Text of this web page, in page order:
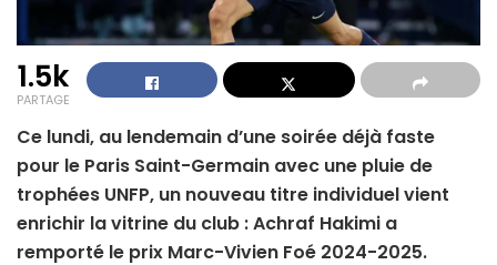
1.5k
PARTAGE
Ce lundi, au lendemain d’une soirée déjà faste
pour le Paris Saint-Germain avec une pluie de
trophées UNFP, un nouveau titre individuel vient
enrichir la vitrine du club : Achraf Hakimi a
remporté le prix Marc-Vivien Foé 2024-2025.